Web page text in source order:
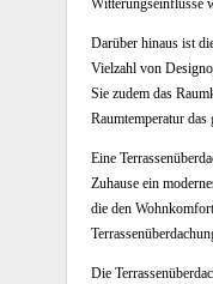
Witterungseinflüsse
Darüber hinaus ist
Vielzahl von
Sie zudem das
Raumtemperatur
Eine
Zuhause ein
die den
Die